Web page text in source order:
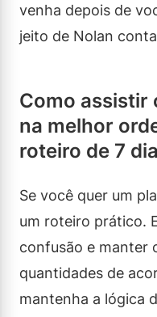
venha depois de
jeito de Nolan
Como assistir
na melhor
roteiro de 7
Se você quer um
um roteiro prático.
confusão e manter
quantidades de
mantenha a lógica